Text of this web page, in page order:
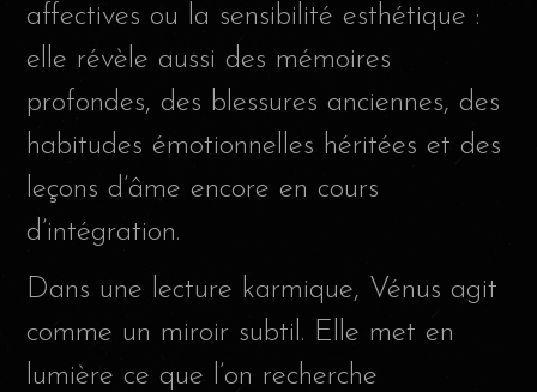
affectives ou la sensibilité esthétique :
elle révèle aussi des mémoires
profondes, des blessures anciennes, des
habitudes émotionnelles héritées et des
leçons d’âme encore en cours
d’intégration.
Dans une lecture karmique, Vénus agit
comme un miroir subtil. Elle met en
lumière ce que l’on recherche